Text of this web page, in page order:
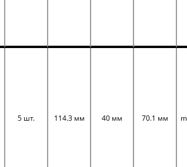
5 шт. 114.3 мм 40 мм 70.1 мм